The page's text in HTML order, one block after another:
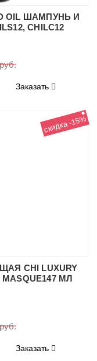
OIL ШАМПУНЬ И
CHILC12
Заказать
скидка -15%
CHI LUXURY
MASQUE147 МЛ
Заказать